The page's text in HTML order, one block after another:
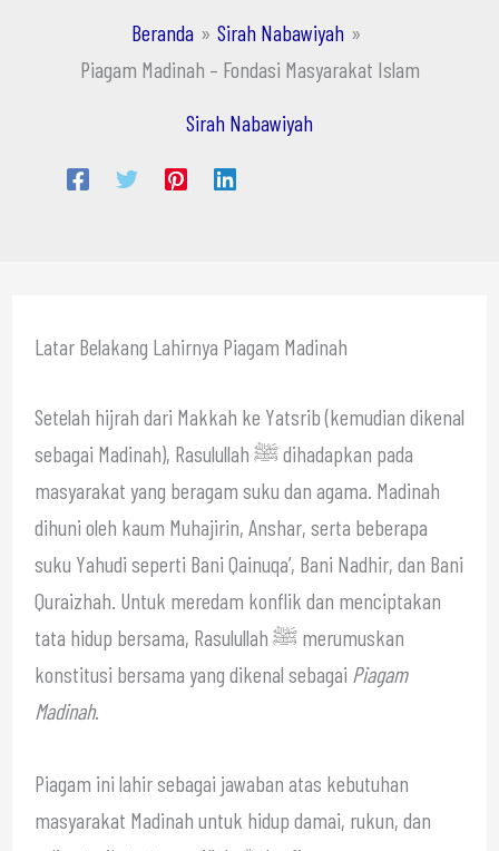
Beranda
Sirah Nabawiyah
Piagam Madinah – Fondasi Masyarakat Islam
Sirah Nabawiyah
Latar Belakang Lahirnya Piagam Madinah
Setelah hijrah dari Makkah ke Yatsrib (kemudian dikenal
sebagai Madinah), Rasulullah ﷺ dihadapkan pada
masyarakat yang beragam suku dan agama. Madinah
dihuni oleh kaum Muhajirin, Anshar, serta beberapa
suku Yahudi seperti Bani Qainuqa’, Bani Nadhir, dan Bani
Quraizhah. Untuk meredam konflik dan menciptakan
tata hidup bersama, Rasulullah ﷺ merumuskan
konstitusi bersama yang dikenal sebagai Piagam
Madinah.
Piagam ini lahir sebagai jawaban atas kebutuhan
masyarakat Madinah untuk hidup damai, rukun, dan